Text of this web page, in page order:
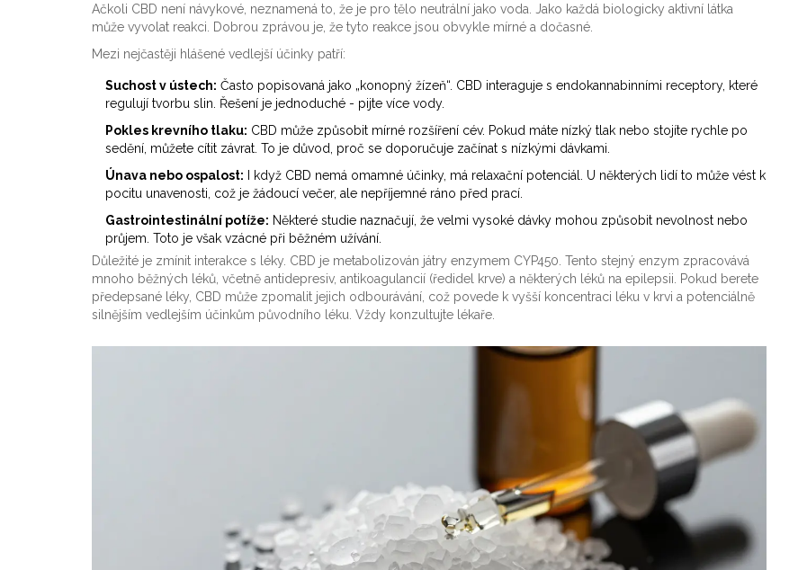
Ačkoli CBD není návykové, neznamená to, že je pro tělo neutrální jako voda. Jako každá biologicky aktivní látka
může vyvolat reakci. Dobrou zprávou je, že tyto reakce jsou obvykle mírné a dočasné.
Mezi nejčastěji hlášené vedlejší účinky patří:
Suchost v ústech: Často popisovaná jako „konopný žízeň“. CBD interaguje s endokannabinními receptory, které
regulují tvorbu slin. Řešení je jednoduché - pijte více vody.
Pokles krevního tlaku: CBD může způsobit mírné rozšíření cév. Pokud máte nízký tlak nebo stojíte rychle po
sedění, můžete cítit závrat. To je důvod, proč se doporučuje začínat s nízkými dávkami.
Únava nebo ospalost: I když CBD nemá omamné účinky, má relaxační potenciál. U některých lidí to může vést k
pocitu unavenosti, což je žádoucí večer, ale nepříjemné ráno před prací.
Gastrointestinální potíže: Některé studie naznačují, že velmi vysoké dávky mohou způsobit nevolnost nebo
průjem. Toto je však vzácné při běžném užívání.
Důležité je zmínit interakce s léky. CBD je metabolizován játry enzymem CYP450. Tento stejný enzym zpracovává
mnoho běžných léků, včetně antidepresiv, antikoagulancií (ředidel krve) a některých léků na epilepsii. Pokud berete
předepsané léky, CBD může zpomalit jejich odbourávání, což povede k vyšší koncentraci léku v krvi a potenciálně
silnějším vedlejším účinkům původního léku. Vždy konzultujte lékaře.